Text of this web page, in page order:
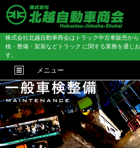
株式会社北越自動車商会はトラック中古車販売か
検・整備・架装などトラック に関する業務を通じ
す。
メニュー